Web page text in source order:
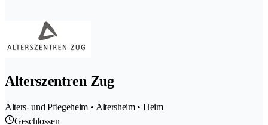
Alterszentren Zug
Alters- und Pflegeheim • Altersheim • Heim
Geschlossen